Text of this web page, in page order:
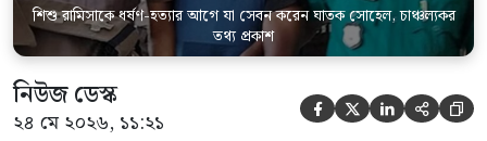
শিশু রামিসাকে ধর্ষণ-হত্যার আগে যা সেবন করেন ঘাতক সোহেল, চাঞ্চল্যকর
তথ্য প্রকাশ
নিউজ ডেস্ক
২৪ মে ২০২৬, ১১:২১     